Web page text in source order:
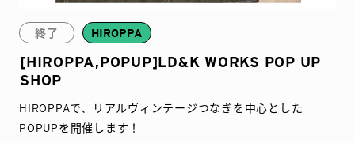
終了 HIROPPA
[HIROPPA,POPUP]LD&K WORKS POP UP
SHOP
HIROPPAで、リアルヴィンテージつなぎを中心とした
POPUPを開催します！